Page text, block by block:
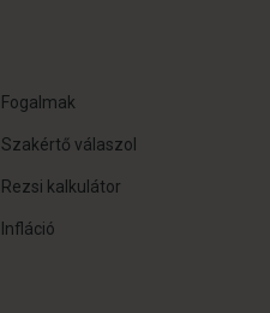
Fogalmak
Szakértő válaszol
Rezsi kalkulátor
Infláció